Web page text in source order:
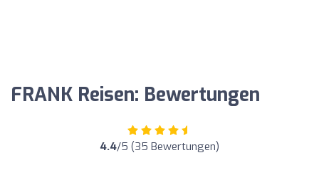
FRANK Reisen: Bewertungen
4.4/5 (35 Bewertungen)